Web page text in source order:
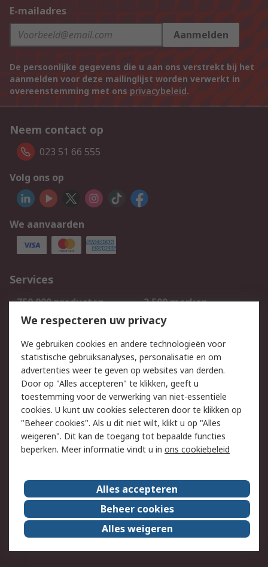
E-mailadres
Aanmelden
De persoonlijke gegevens die u aan ons verstrekt bij het
aanmelden voor deze mailinglijst worden verwerkt in
overeenstemming met ons privacybeleid.
Neem contact op
023 51 66 555
Volg ons op
We aanvaarden
Services
750.000 producten
2.500 merken
Bestellen
Inkoopoplossingen
Track & Trace
Wettelijk
Cookiebeleid
Email veiligheid
Privacybeleid
Websitevoorwaarden
Algemene
verkoopvoorwaarden
Over RS
RS Group
Over ons
RS wereldwijd
Werken bij RS
ESG
We respecteren uw privacy
We gebruiken cookies en andere technologieën voor
statistische gebruiksanalyses, personalisatie en om
advertenties weer te geven op websites van derden.
Door op "Alles accepteren" te klikken, geeft u
toestemming voor de verwerking van niet-essentiële
cookies. U kunt uw cookies selecteren door te klikken op
"Beheer cookies". Als u dit niet wilt, klikt u op "Alles
weigeren". Dit kan de toegang tot bepaalde functies
beperken. Meer informatie vindt u in ons cookiebeleid
Alles accepteren
Beheer cookies
Alles weigeren